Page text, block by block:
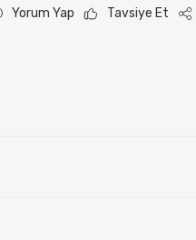
Yorum Yap Tavsiye Et